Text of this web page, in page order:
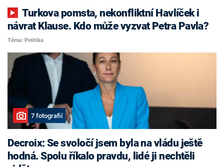
Turkova pomsta, nekonfliktní Havlíček i
návrat Klause. Kdo může vyzvat Petra Pavla?
Téma: Politika
7 fotografií
Decroix: Se svoločí jsem byla na vládu ještě
hodná. Spolu říkalo pravdu, lidé ji nechtěli